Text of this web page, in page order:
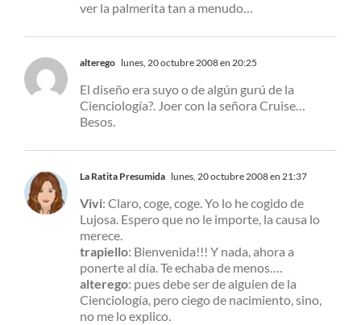
ver la palmerita tan a menudo…
alterego lunes, 20 octubre 2008 en 20:25
El diseño era suyo o de algún gurú de la
Cienciología?. Joer con la señora Cruise…
Besos.
La Ratita Presumida lunes, 20 octubre 2008 en 21:37
Vivi: Claro, coge, coge. Yo lo he cogido de
Lujosa. Espero que no le importe, la causa lo
merece.
trapiello: Bienvenida!!! Y nada, ahora a
ponerte al día. Te echaba de menos….
alterego: pues debe ser de alguien de la
Cienciología, pero ciego de nacimiento, sino,
no me lo explico.